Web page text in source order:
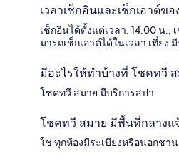
เวลาเช็กอินและเช็กเอาต์ข
เช็กอินได้ตั้งแต่เวลา: 14:00 น.,
มารถเช็กเอาต์ได้ในเวลา เที่ยง
มีอะไรให้ทำบ้างที่ โชคทวี
โชคทวี สมาย มีบริการสปา
โชคทวี สมาย มีพื้นที่กลางแ
ใช่ ทุกห้องมีระเบียงหรือนอกชาน